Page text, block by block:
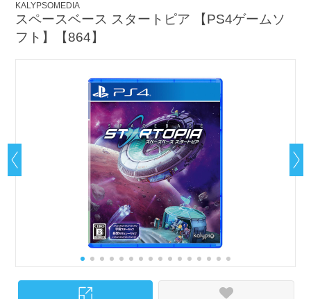
KALYPSOMEDIA
スペースベース スタートピア 【PS4ゲームソ
フト】【864】